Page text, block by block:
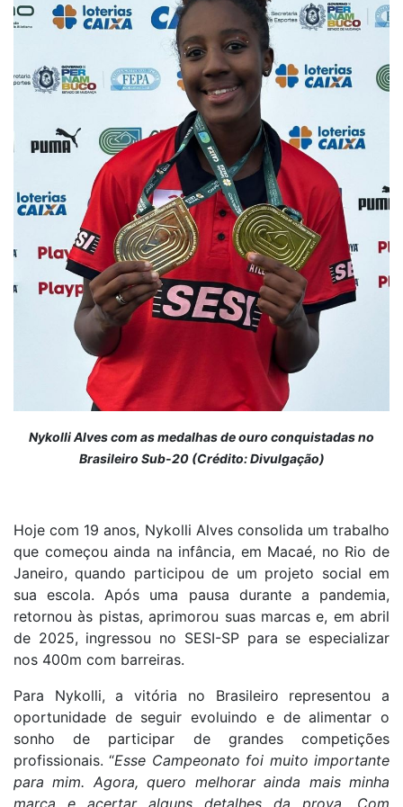
Nykolli Alves com as medalhas de ouro conquistadas no
Brasileiro Sub-20 (Crédito: Divulgação)
Hoje com 19 anos, Nykolli Alves consolida um trabalho
que começou ainda na infância, em Macaé, no Rio de
Janeiro, quando participou de um projeto social em
sua escola. Após uma pausa durante a pandemia,
retornou às pistas, aprimorou suas marcas e, em abril
de 2025, ingressou no SESI-SP para se especializar
nos 400m com barreiras.
Para Nykolli, a vitória no Brasileiro representou a
oportunidade de seguir evoluindo e de alimentar o
sonho de participar de grandes competições
profissionais. “Esse Campeonato foi muito importante
para mim. Agora, quero melhorar ainda mais minha
marca e acertar alguns detalhes da prova. Com